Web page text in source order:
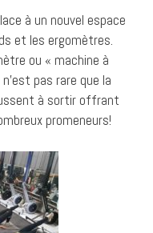
à un nouvel espace
et les ergomètres.
ou « machine à
pas rare que la
à sortir offrant
promeneurs!